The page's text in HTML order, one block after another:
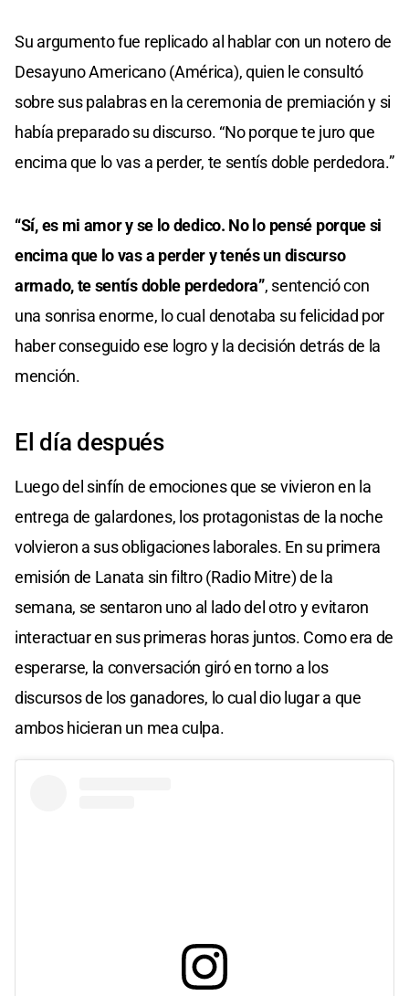
Su argumento fue replicado al hablar con un notero de
Desayuno Americano (América), quien le consultó
sobre sus palabras en la ceremonia de premiación y si
había preparado su discurso. “No porque te juro que
encima que lo vas a perder, te sentís doble perdedora.”
“Sí, es mi amor y se lo dedico. No lo pensé porque si
encima que lo vas a perder y tenés un discurso
armado, te sentís doble perdedora”, sentenció con
una sonrisa enorme, lo cual denotaba su felicidad por
haber conseguido ese logro y la decisión detrás de la
mención.
El día después
Luego del sinfín de emociones que se vivieron en la
entrega de galardones, los protagonistas de la noche
volvieron a sus obligaciones laborales. En su primera
emisión de Lanata sin filtro (Radio Mitre) de la
semana, se sentaron uno al lado del otro y evitaron
interactuar en sus primeras horas juntos. Como era de
esperarse, la conversación giró en torno a los
discursos de los ganadores, lo cual dio lugar a que
ambos hicieran un mea culpa.